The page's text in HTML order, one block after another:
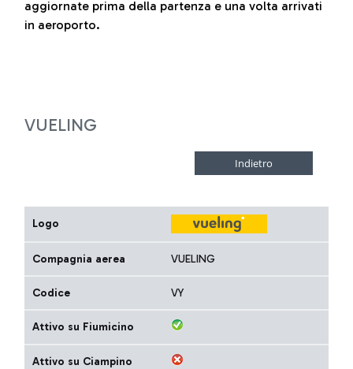
aggiornate prima della partenza e una volta arrivati
in aeroporto.
VUELING
Logo
Compagnia aerea VUELING
Codice VY
Attivo su Fiumicino
Attivo su Ciampino